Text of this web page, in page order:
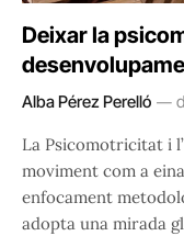
Deixar la
Alba Pérez Perelló
La Psicomotricitat i
moviment com a
enfocament
adopta una mirada